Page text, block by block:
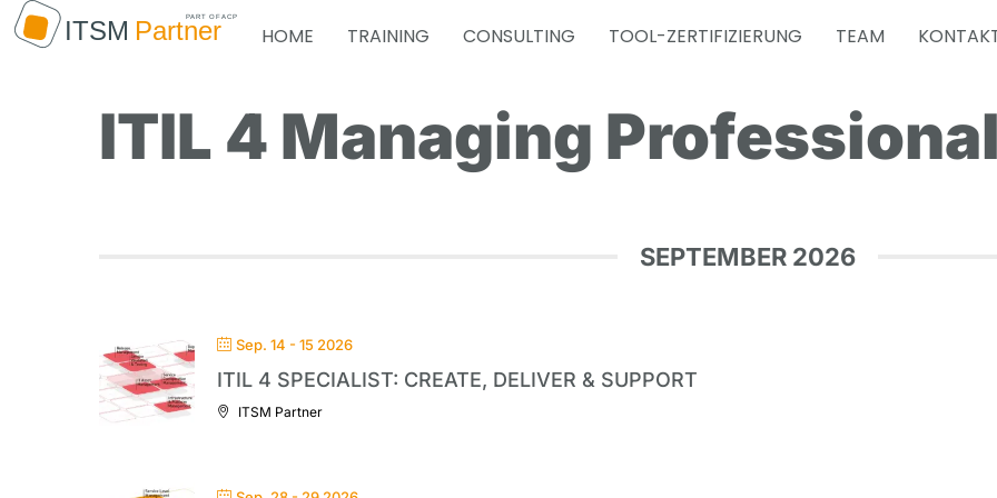
HOME TRAINING CONSULTING TOOL-ZERTIFIZIERUNG TEAM
ITIL 4 Managing Professional
SEPTEMBER 2026
Sep. 14 - 15 2026
ITIL 4 SPECIALIST: CREATE, DELIVER & SUPPORT
ITSM Partner